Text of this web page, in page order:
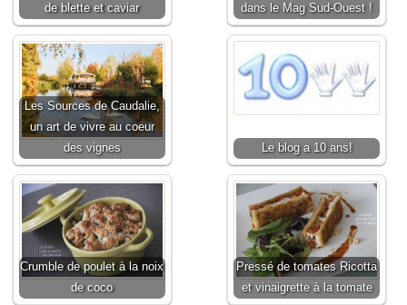
de blette et caviar
dans le Mag Sud-Ouest !
Les Sources de Caudalie,
un art de vivre au coeur
des vignes
Le blog a 10 ans!
Crumble de poulet à la noix
de coco
Pressé de tomates Ricotta
et vinaigrette à la tomate